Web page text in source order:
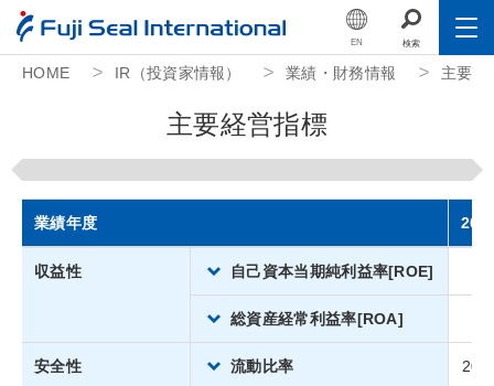
EN 検索
HOME IR（投資家情報） 業績・財務情報 主要経
主要経営指標
業績年度
収益性 自己資本当期純利益率[ROE]
総資産経常利益率[ROA]
安全性 流動比率
サステナビリティ
採用情報